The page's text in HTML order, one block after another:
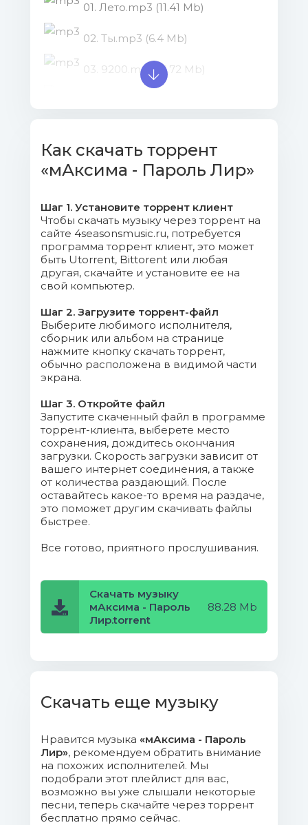
01. Лето.mp3 (11.41 Mb)
02. Ты.mp3 (6.4 Mb)
03. 9200.mp3 (5.72 Mb)
Mb)
06. Палладиевый блюз.mp3 (7.4
07. Звонок Пушкину.mp3 (9.21
Mb)
08. Идея.mp3 (7.81 Mb)
09. На бис.mp3 (8.73 Mb)
10. Колесо.mp3 (5.92 Mb)
11. Последняя.mp3 (9.1 Mb)
Cover.jpg (76.64 Kb)
Как скачать торрент
«мАксима - Пароль Лир»
Шаг 1. Установите торрент клиент
Чтобы скачать музыку через торрент на
сайте 4seasonsmusic.ru, потребуется
программа торрент клиент, это может
быть Utorrent, Bittorent или любая
другая, скачайте и установите ее на
свой компьютер.
Шаг 2. Загрузите торрент-файл
Выберите любимого исполнителя,
сборник или альбом на странице
нажмите кнопку скачать торрент,
обычно расположена в видимой части
экрана.
Шаг 3. Откройте файл
Запустите скаченный файл в программе
торрент-клиента, выберете место
сохранения, дождитесь окончания
загрузки. Скорость загрузки зависит от
вашего интернет соединения, а также
от количества раздающий. После
оставайтесь какое-то время на раздаче,
это поможет другим скачивать файлы
быстрее.
Все готово, приятного прослушивания.
Скачать музыку
мАксима - Пароль
Лир.torrent
88.28 Mb
Скачать еще музыку
Нравится музыка «мАксима - Пароль
Лир», рекомендуем обратить внимание
на похожих исполнителей. Мы
подобрали этот плейлист для вас,
возможно вы уже слышали некоторые
песни, теперь скачайте через торрент
бесплатно прямо сейчас.